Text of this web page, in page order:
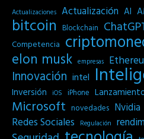
Actualizaciones Actualización AI
bitcoin Blockchain
Competencia
elon musk empresas
Innovación intel
Inversión iOS iPhone
Microsoft novedades Nvidia
Redes Sociales
Regulación